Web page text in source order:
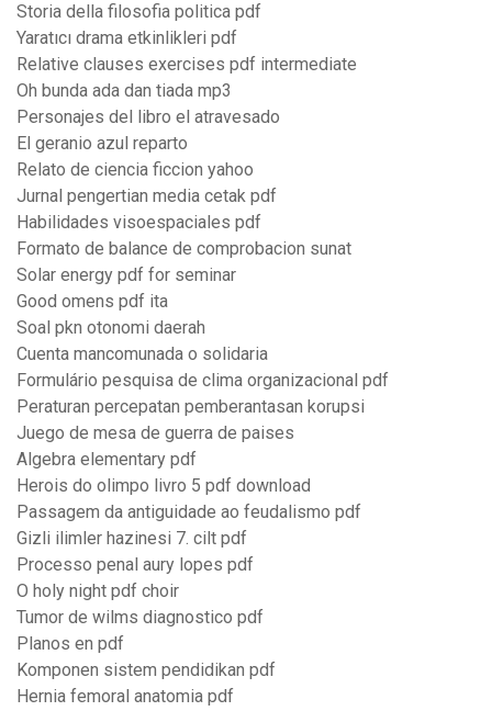
Storia della filosofia politica pdf
Yaratıcı drama etkinlikleri pdf
Relative clauses exercises pdf intermediate
Oh bunda ada dan tiada mp3
Personajes del libro el atravesado
El geranio azul reparto
Relato de ciencia ficcion yahoo
Jurnal pengertian media cetak pdf
Habilidades visoespaciales pdf
Formato de balance de comprobacion sunat
Solar energy pdf for seminar
Good omens pdf ita
Soal pkn otonomi daerah
Cuenta mancomunada o solidaria
Formulário pesquisa de clima organizacional pdf
Peraturan percepatan pemberantasan korupsi
Juego de mesa de guerra de paises
Algebra elementary pdf
Herois do olimpo livro 5 pdf download
Passagem da antiguidade ao feudalismo pdf
Gizli ilimler hazinesi 7. cilt pdf
Processo penal aury lopes pdf
O holy night pdf choir
Tumor de wilms diagnostico pdf
Planos en pdf
Komponen sistem pendidikan pdf
Hernia femoral anatomia pdf